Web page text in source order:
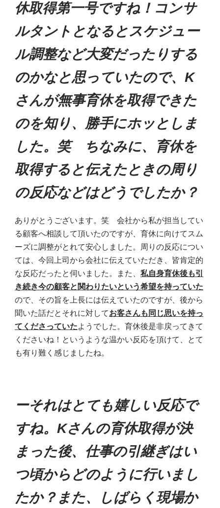
休取得第一号ですね！コンサ
ルタントとなるとスケジュー
ル調整など大変だったりする
のかなと思っていたので、K
さんが無事育休を取得できた
のを知り、勝手にホッとしま
した。笑 ちなみに、育休を
取得すると伝えたときの周り
の反応などはどうでしたか？
ありがとうございます。笑 会社から私が担当してい
る顧客へ相談して頂いたのですが、育休に向けてスム
ーズに調整がとれて安心しました。周りの反応につい
ては、今回上司から会社に伝えていただき、皆肯定的
な反応だったと伺いました。また、 私自身育休後も引
き続き今の顧客と関わりたいという希望を持っていた
ので、その旨を上長には伝えていたのですが、後から
聞いた話だとそれに対してお客さんも同じ思いを持っ
てくださっていたようでした。育休後是非戻ってきて
くださいね！というような温かい反応を頂けて、とて
も有り難く感じましたね。
ーそれはとても嬉しい反応で
すね。Kさんの育休取得が決
まった後、仕事の引継ぎはい
つ頃からどのように行いまし
たか？また、しばらく現場か